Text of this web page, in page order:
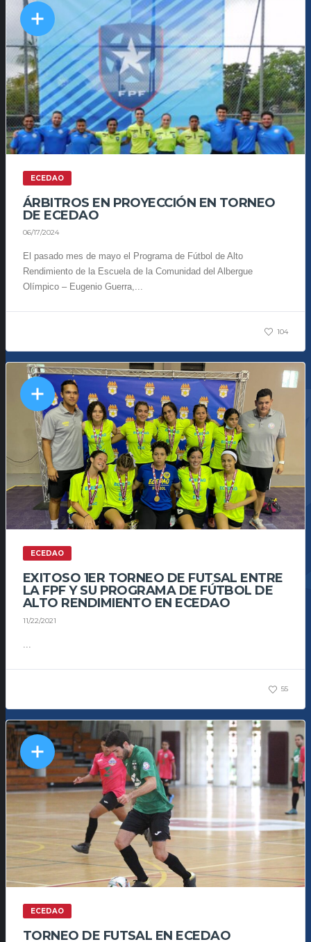
ECEDAO
ÁRBITROS EN PROYECCIÓN EN TORNEO
DE ECEDAO
06/17/2024
El pasado mes de mayo el Programa de Fútbol de Alto
Rendimiento de la Escuela de la Comunidad del Albergue
Olímpico – Eugenio Guerra,...
104
ECEDAO
EXITOSO 1ER TORNEO DE FUTSAL ENTRE
LA FPF Y SU PROGRAMA DE FÚTBOL DE
ALTO RENDIMIENTO EN ECEDAO
11/22/2021
55
ECEDAO
TORNEO DE FUTSAL EN ECEDAO